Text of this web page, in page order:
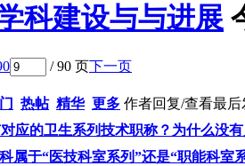
科建设与与进展
/ 90 页下一页
热帖 精华 更多 作者回复/查看最后
应的卫生系列技术职称？为什么没
属于“医技科室系列”还是“职能科室